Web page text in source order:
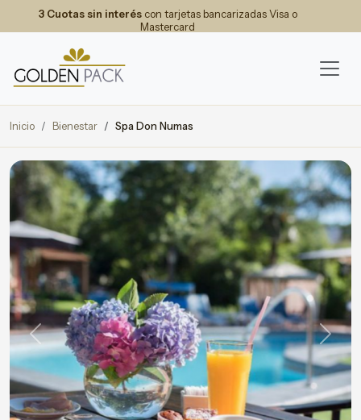
3 Cuotas sin interéscon tarjetas bancarizadas Visa o
Mastercard
Inicio Bienestar Spa Don Numas
Previous Next